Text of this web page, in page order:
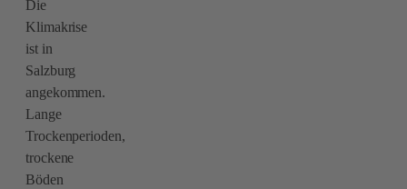
Die
Klimakrise
ist in
Salzburg
angekommen.
Lange
Trockenperioden,
trockene
Böden